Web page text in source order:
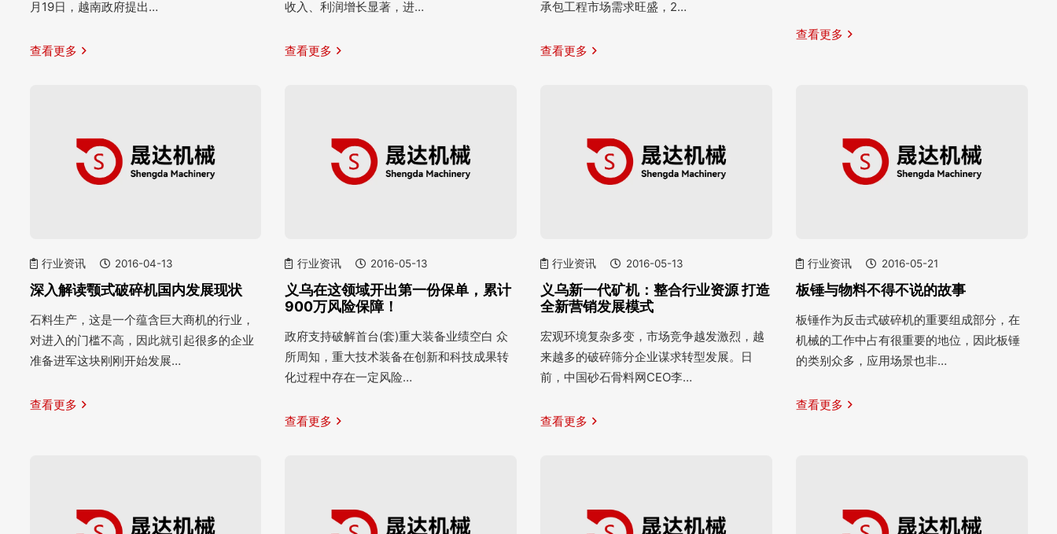
月19日，越南政府提出…
查看更多
收入、利润增长显著，进…
查看更多
承包工程市场需求旺盛，2…
查看更多
查看更多
行业资讯 2016-04-13
深入解读颚式破碎机国内发展现状
石料生产，这是一个蕴含巨大商机的行业，
对进入的门槛不高，因此就引起很多的企业
准备进军这块刚刚开始发展…
查看更多
行业资讯 2016-05-13
义乌在这领域开出第一份保单，累计
900万风险保障！
政府支持破解首台(套)重大装备业绩空白 众
所周知，重大技术装备在创新和科技成果转
化过程中存在一定风险…
查看更多
行业资讯 2016-05-13
义乌新一代矿机：整合行业资源 打造
全新营销发展模式
宏观环境复杂多变，市场竞争越发激烈，越
来越多的破碎筛分企业谋求转型发展。日
前，中国砂石骨料网CEO李…
查看更多
行业资讯 2016-05-21
板锤与物料不得不说的故事
板锤作为反击式破碎机的重要组成部分，在
机械的工作中占有很重要的地位，因此板锤
的类别众多，应用场景也非…
查看更多